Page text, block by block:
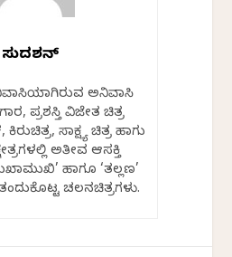
ಸುದರ್ಶನ್
ನಿವಾಸಿಯಾಗಿರುವ ಅನಿವಾಸಿ
ಪ್ರಶಸ್ತಿ ವಿಜೇತ ಚಿತ್ರ
ಸಾಕ್ಷ್ಯ ಚಿತ್ರ ಹಾಗು
ಅತೀವ ಆಸಕ್ತಿ
ಹಾಗೂ ‘ತಲ್ಲಣ’
ಚಲನಚಿತ್ರಗಳು.